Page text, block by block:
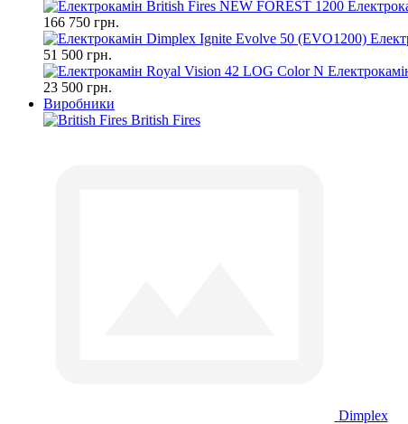
166 750 грн.
51 500 грн.
23 500 грн.
Виробники
British Fires
Dimplex